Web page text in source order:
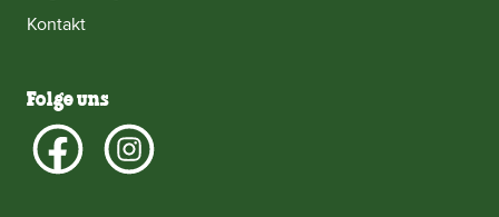
Kontakt
Folge uns